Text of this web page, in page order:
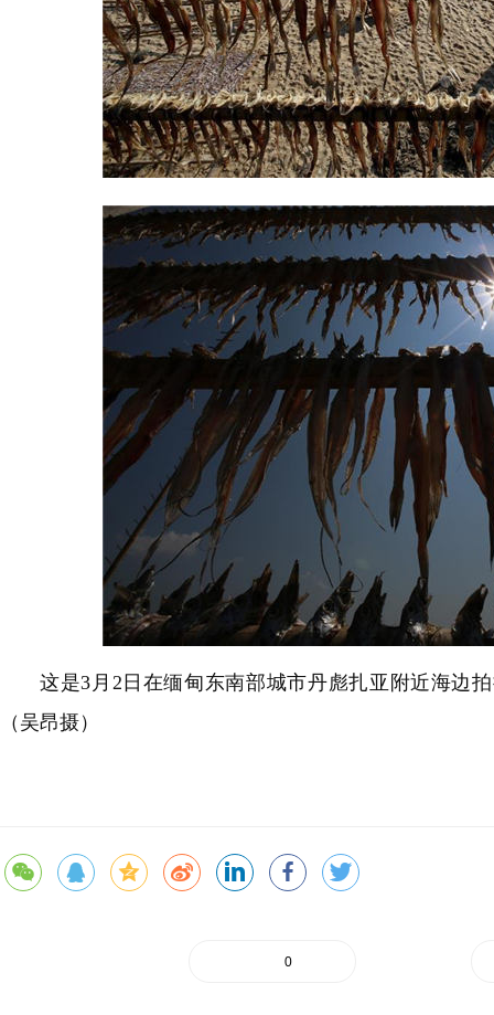
这是3月2日在缅甸东南部城市丹彪扎亚附近海边
（吴昂摄）
0